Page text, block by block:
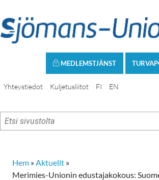
MEDLEMSTJÄNST
Yhteystiedot Kuljetusliitot FI EN
Hem »Aktuellt »
Merimies-Unionin edustajakokous: